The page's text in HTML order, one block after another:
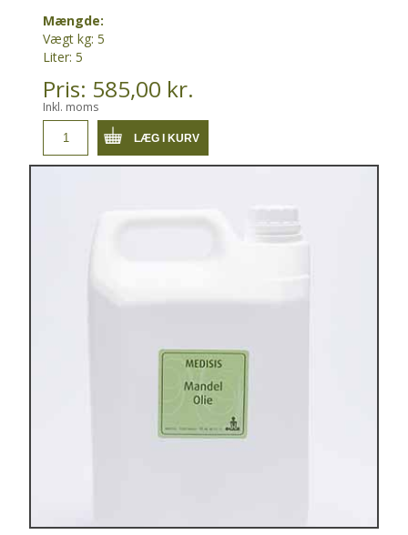
Mængde:
Vægt kg: 5
Liter: 5
Pris: 585,00 kr.
Inkl. moms